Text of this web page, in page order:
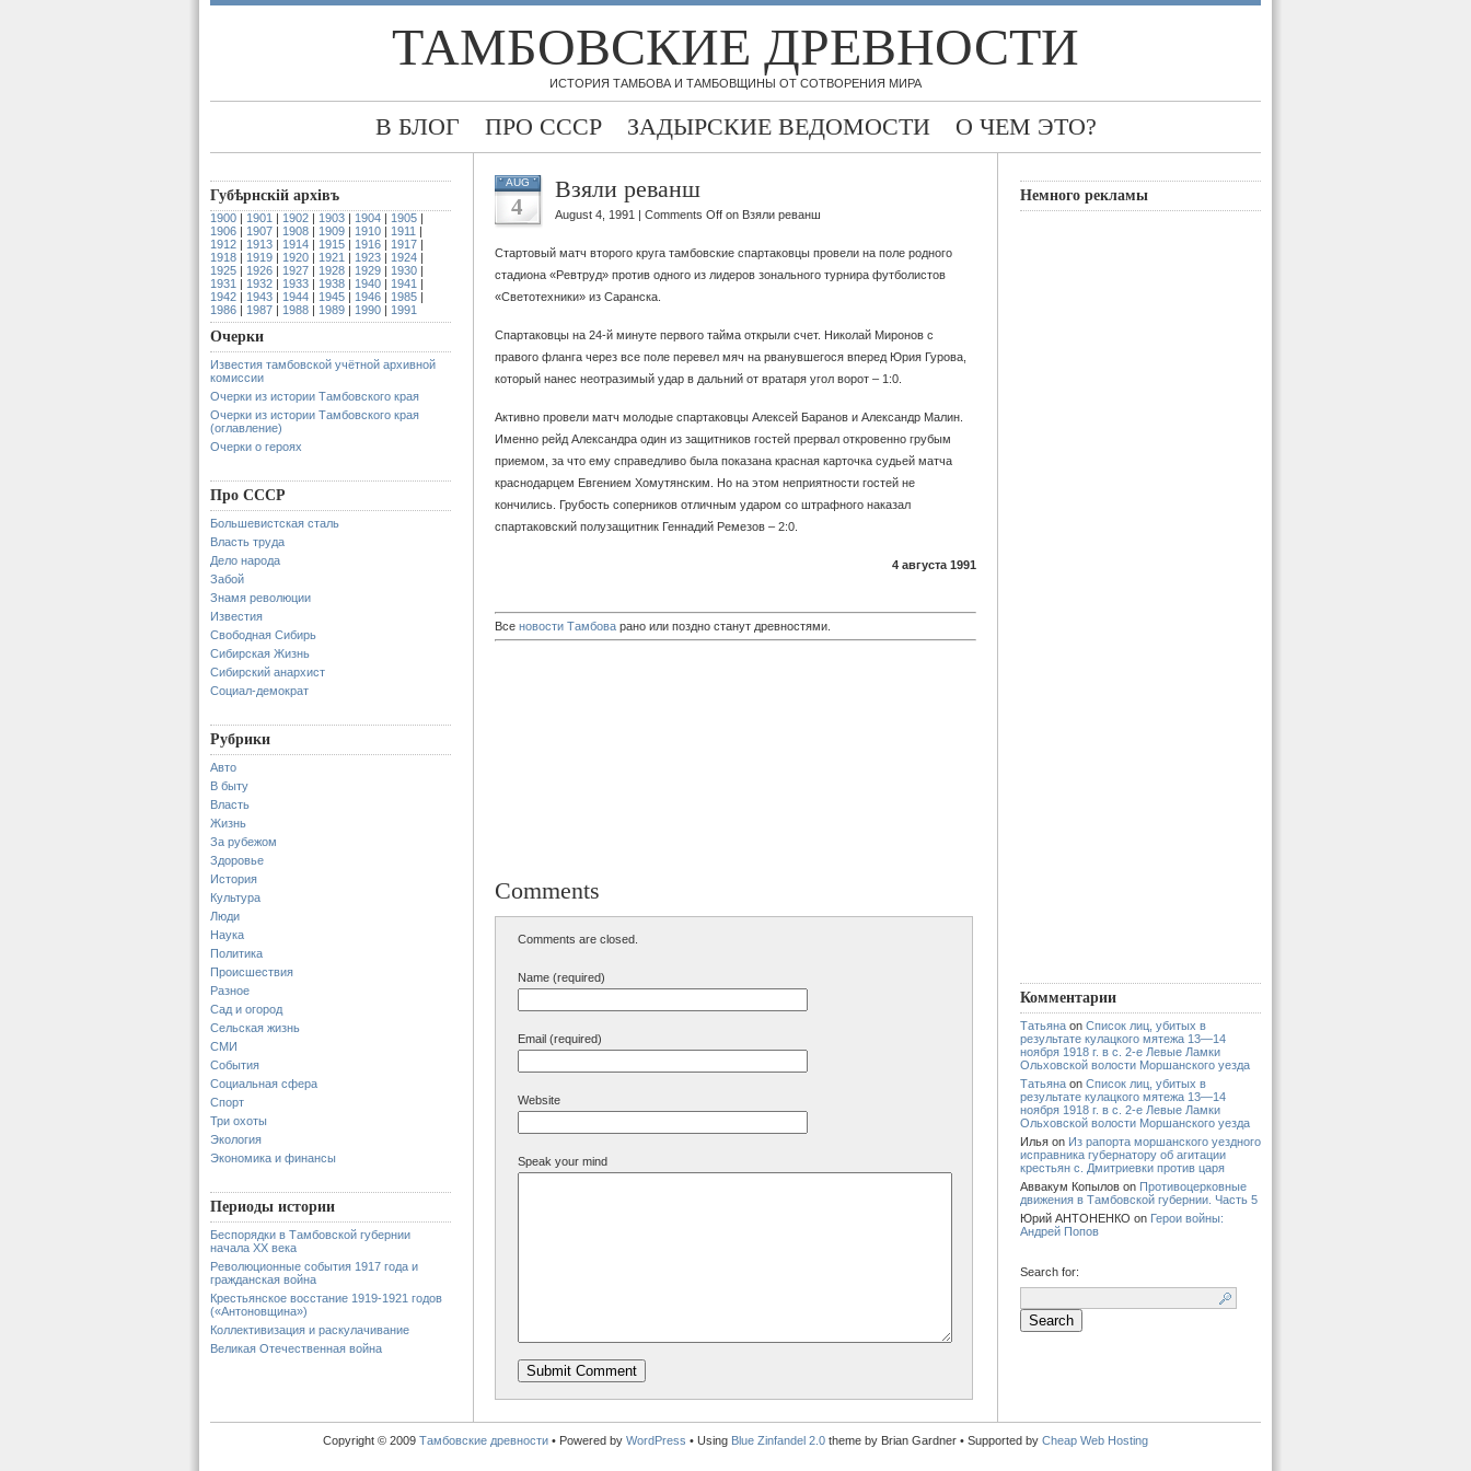
ТАМБОВСКИЕ ДРЕВНОСТИ
ИСТОРИЯ ТАМБОВА И ТАМБОВЩИНЫ ОТ СОТВОРЕНИЯ МИРА
В БЛОГ ПРО СССР ЗАДЫРСКИЕ ВЕДОМОСТИ О ЧЕМ ЭТО?
Губѣрнскiй архiвъ
1900 | 1901 | 1902 | 1903 | 1904 | 1905 |
1906 | 1907 | 1908 | 1909 | 1910 | 1911 |
1912 | 1913 | 1914 | 1915 | 1916 | 1917 |
1918 | 1919 | 1920 | 1921 | 1923 | 1924 |
1925 | 1926 | 1927 | 1928 | 1929 | 1930 |
1931 | 1932 | 1933 | 1938 | 1940 | 1941 |
1942 | 1943 | 1944 | 1945 | 1946 | 1985 |
1986 | 1987 | 1988 | 1989 | 1990 | 1991
Очерки
Известия тамбовской учётной архивной
комиссии
Очерки из истории Тамбовского края
Очерки из истории Тамбовского края
(оглавление)
Очерки о героях
Про СССР
Большевистская сталь
Власть труда
Дело народа
Забой
Знамя революции
Известия
Свободная Сибирь
Сибирская Жизнь
Сибирский анархист
Социал-демократ
Рубрики
Авто
В быту
Власть
Жизнь
За рубежом
Здоровье
История
Культура
Люди
Наука
Политика
Происшествия
Разное
Сад и огород
Сельская жизнь
СМИ
События
Социальная сфера
Спорт
Три охоты
Экология
Экономика и финансы
Периоды истории
Беспорядки в Тамбовской губернии
начала XX века
Революционные события 1917 года и
гражданская война
Крестьянское восстание 1919-1921 годов
(«Антоновщина»)
Коллективизация и раскулачивание
Великая Отечественная война
AUG
4
Взяли реванш
August 4, 1991 | Comments Off on Взяли реванш
Стартовый матч второго круга тамбовские спартаковцы провели на поле родного
стадиона «Ревтруд» против одного из лидеров зонального турнира футболистов
«Светотехники» из Саранска.
Спартаковцы на 24-й минуте первого тайма открыли счет. Николай Миронов с
правого фланга через все поле перевел мяч на рванувшегося вперед Юрия Гурова,
который нанес неотразимый удар в дальний от вратаря угол ворот – 1:0.
Активно провели матч молодые спартаковцы Алексей Баранов и Александр Малин.
Именно рейд Александра один из защитников гостей прервал откровенно грубым
приемом, за что ему справедливо была показана красная карточка судьей матча
краснодарцем Евгением Хомутянским. Но на этом неприятности гостей не
кончились. Грубость соперников отличным ударом со штрафного наказал
спартаковский полузащитник Геннадий Ремезов – 2:0.
4 августа 1991
Все новости Тамбова рано или поздно станут древностями.
Comments
Comments are closed.
Name (required)
Email (required)
Website
Speak your mind
Немного рекламы
Комментарии
Татьяна on Список лиц, убитых в
результате кулацкого мятежа 13—14
ноября 1918 г. в с. 2-е Левые Ламки
Ольховской волости Моршанского уезда
Татьяна on Список лиц, убитых в
результате кулацкого мятежа 13—14
ноября 1918 г. в с. 2-е Левые Ламки
Ольховской волости Моршанского уезда
Илья on Из рапорта моршанского уездного
исправника губернатору об агитации
крестьян с. Дмитриевки против царя
Аввакум Копылов on Противоцерковные
движения в Тамбовской губернии. Часть 5
Юрий АНТОНЕНКО on Герои войны:
Андрей Попов
Search for:
Copyright © 2009 Тамбовские древности • Powered by WordPress • Using Blue Zinfandel 2.0 theme by Brian Gardner • Supported by Cheap Web Hosting